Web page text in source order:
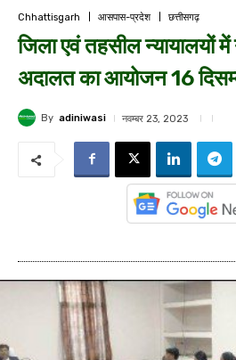
Chhattisgarh आसपास-प्रदेश छत्तीसगढ़
जिला एवं तहसील न्यायालयों
अदालत का आयोजन 16
By adiniwasi नवम्बर 23, 2023